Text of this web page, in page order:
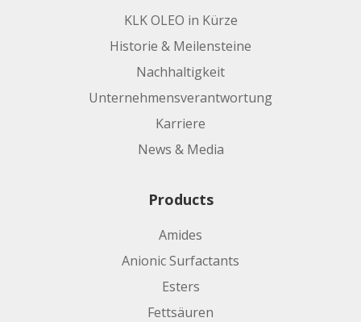
KLK OLEO in Kürze
Historie & Meilensteine
Nachhaltigkeit
Unternehmensverantwortung
Karriere
News & Media
Products
Amides
Anionic Surfactants
Esters
Fettsäuren